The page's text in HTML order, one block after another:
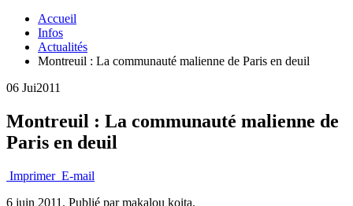
Accueil
Infos
Actualités
Montreuil : La communauté malienne de Paris en deuil
06 Jui2011
Montreuil : La communauté malienne de
Paris en deuil
Imprimer E-mail
6 juin 2011. Publié par makalou koita.